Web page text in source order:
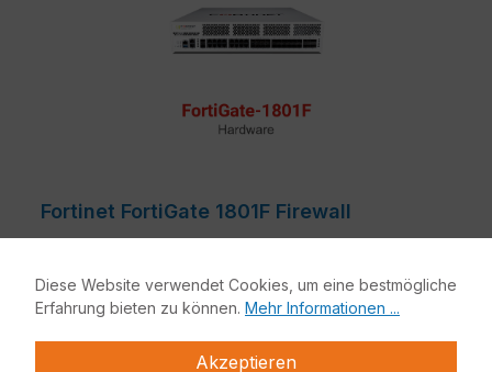
Fortinet FortiGate 1801F Firewall
Schutz vor Bedrohungen für mittlere bis große
Unternehmen, sowie Service Provider. Sie ist flexibel
einsetzbar, zum Beispiel im Internet- oder Cloud-
Bereich, im Kern eines Rechenzentrums oder in
Diese Website verwendet Cookies, um eine bestmögliche
Erfahrung bieten zu können. Mehr Informationen ...
Akzeptieren